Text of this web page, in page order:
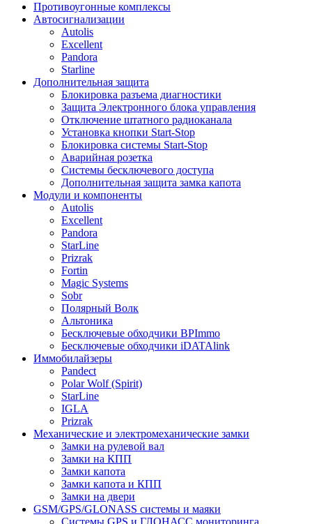
Противоугонные комплексы
Автосигнализации
Autolis
Excellent
Pandora
Starline
Дополнительная защита
Блокировка разъема диагностики
Защита Электронного блока управления
Отключение штатного радиоканала
Установка кнопки Start-Stop
Блокировка системы Start-Stop
Аварийная розетка
Системы бесключевого доступа
Дополнительная защита замка капота
Модули и компоненты
Autolis
Excellent
Pandora
StarLine
Prizrak
Fortin
Magic Systems
Sobr
Полярный Волк
Альтоника
Бесключевые обходчики BPImmo
Бесключевые обходчики iDATAlink
Иммобилайзеры
Pandect
Polar Wolf (Spirit)
StarLine
IGLA
Prizrak
Механические и электромеханические замки
Замки на рулевой вал
Замки на КПП
Замки капота
Замки капота и КПП
Замки на двери
GSM/GPS/GLONASS системы и маяки
Системы GPS и ГЛОНАСС мониторинга